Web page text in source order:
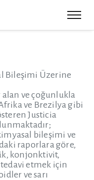
Bileşimi Üzerine
alan ve çoğunlukla
ve Brezilya gibi
Justicia
bileşimi ve
raporlara göre,
konjonktivit,
tedavi etmek için
ve sarı